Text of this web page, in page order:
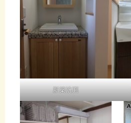
新築洗面